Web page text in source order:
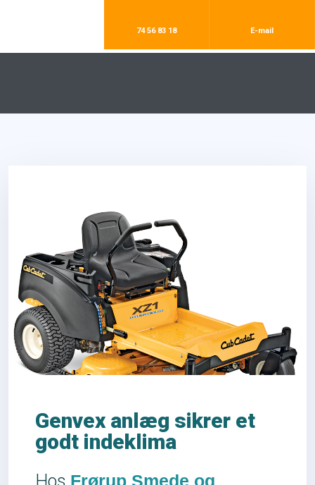
Genvex anlæg sikrer et
godt indeklima
Frørup Smede og
74 56 83 18​ E-mail